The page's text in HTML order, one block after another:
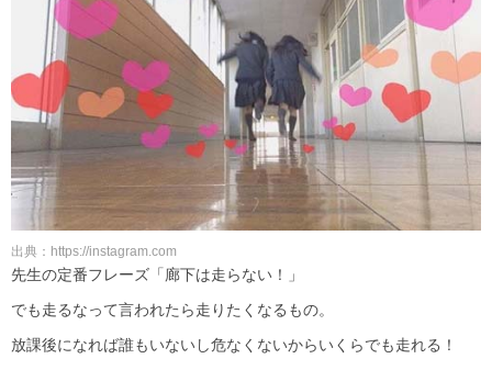
出典：https://instagram.com
先生の定番フレーズ「廊下は走らない！」
でも走るなって言われたら走りたくなるもの。
放課後になれば誰もいないし危なくないからいくらでも走れる！